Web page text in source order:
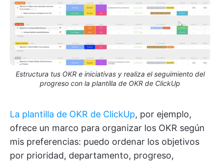
Estructura tus OKR e iniciativas y realiza el seguimiento del
progreso con la plantilla de OKR de ClickUp
La plantilla de OKR de ClickUp, por ejemplo,
ofrece un marco para organizar los OKR según
mis preferencias: puedo ordenar los objetivos
por prioridad, departamento, progreso,